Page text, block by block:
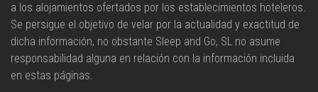
a los alojamientos ofertados por los establecimientos hoteleros.
Se persigue el objetivo de velar por la actualidad y exactitud de
dicha información, no obstante Sleep and Go, SL no asume
responsabilidad alguna en relación con la información incluida
en estas páginas.